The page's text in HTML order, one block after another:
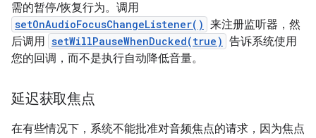
需的暂停/恢复行为。调用
setOnAudioFocusChangeListener() 来注册监听器，然
后调用 setWillPauseWhenDucked(true) 告诉系统使用
您的回调，而不是执行自动降低音量。
延迟获取焦点
在有些情况下，系统不能批准对音频焦点的请求，因为焦点